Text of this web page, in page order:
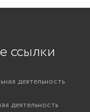
ссылки
деятельность
деятельность